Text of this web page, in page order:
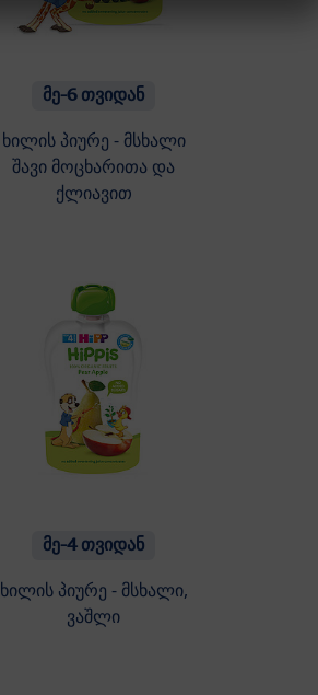
მე-6 თვიდან
ხილის პიურე - მსხალი
შავი მოცხარითა და
ქლიავით
მე-4 თვიდან
ხილის პიურე - მსხალი,
ვაშლი